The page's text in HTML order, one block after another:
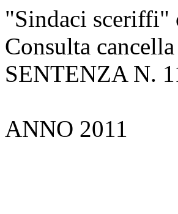
"Sindaci sceriffi"
Consulta
SENTENZA N.
ANNO 2011